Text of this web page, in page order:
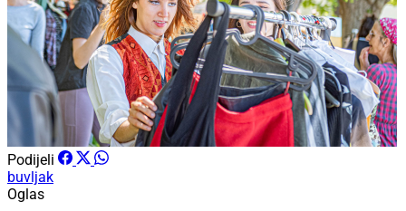
Podijeli
buvljak
Oglas